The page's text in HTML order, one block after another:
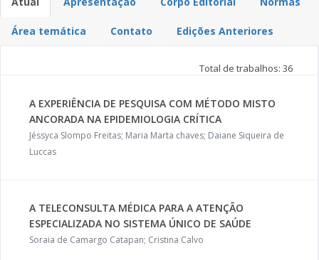
Área temática Contato Edições Anteriores
Total de trabalhos: 36
A EXPERIÊNCIA DE PESQUISA COM MÉTODO MISTO
ANCORADA NA EPIDEMIOLOGIA CRÍTICA
Jéssyca Slompo Freitas; Maria Marta chaves; Daiane Siqueira de
Luccas
A TELECONSULTA MÉDICA PARA A ATENÇÃO
ESPECIALIZADA NO SISTEMA ÚNICO DE SAÚDE
Soraia de Camargo Catapan; Cristina Calvo